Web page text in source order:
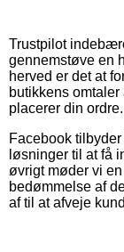
Trustpilot
gennemstøve en
herved er det at
butikkens
placerer din ordre.
Facebook
løsninger til at få
øvrigt møder vi
bedømmelse af
af til at afveje